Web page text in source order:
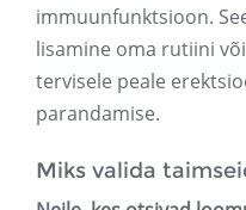
immuunfunktsioon.
lisamine oma rutiini
tervisele peale
parandamise.
Miks valida